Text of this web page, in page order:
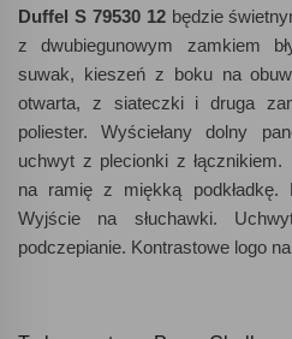
Duffel S 79530 12będzie
z dwubiegunowym zamkiem
suwak, kieszeń z boku na
otwarta, z siateczki i druga
poliester. Wyściełany dolny
uchwyt z plecionki z łącznikiem.
na ramię z miękką
Wyjście na słuchawki.
podczepianie. Kontrastowe logo